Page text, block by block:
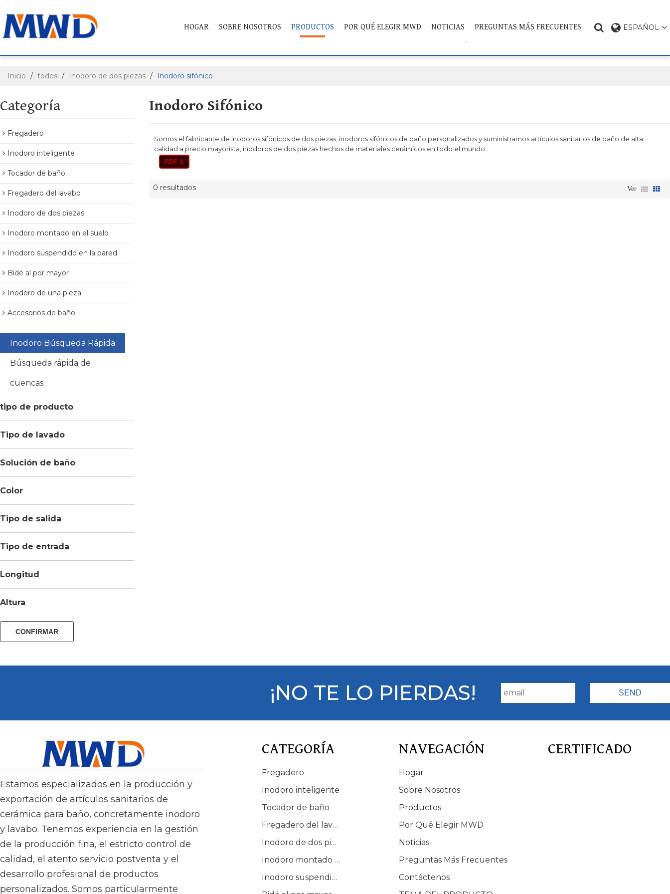
HOGAR SOBRE NOSOTROS PRODUCTOS POR QUÉ ELEGIR MWD NOTICIAS PREGUNTAS MÁS FRECUENTES ESPAÑOL
Inicio / todos / Inodoro de dos piezas / Inodoro sifónico
Categoría
Fregadero
Inodoro inteligente
Tocador de baño
Fregadero del lavabo
Inodoro de dos piezas
Inodoro montado en el suelo
Inodoro suspendido en la pared
Bidé al por mayor
Inodoro de una pieza
Accesorios de baño
Inodoro Búsqueda Rápida
Búsqueda rápida de
cuencas
tipo de producto
Tipo de lavado
Solución de baño
Color
Tipo de salida
Tipo de entrada
Longitud
Altura
CONFIRMAR
Inodoro Sifónico
Somos el fabricante de inodoros sifónicos de dos piezas, inodoros sifónicos de baño personalizados y suministramos artículos sanitarios de baño de alta
calidad a precio mayorista, inodoros de dos piezas hechos de materiales cerámicos en todo el mundo.
0 resultados Ver
¡NO TE LO PIERDAS!
Estamos especializados en la producción y
exportación de artículos sanitarios de
cerámica para baño, concretamente inodoro
y lavabo. Tenemos experiencia en la gestión
de la producción fina, el estricto control de
calidad, el atento servicio postventa y el
desarrollo profesional de productos
personalizados. Somos particularmente
CATEGORÍA
Fregadero
Inodoro inteligente
Tocador de baño
Fregadero del lavabo
Inodoro de dos piezas
Inodoro montado en el suelo
Inodoro suspendido en la pared
NAVEGACIÓN
Hogar
Sobre Nosotros
Productos
Por Qué Elegir MWD
Noticias
Preguntas Más Frecuentes
Contáctenos
CERTIFICADO